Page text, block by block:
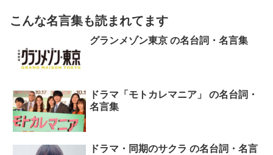
こんな名言集も読まれてます
グランメゾン東京 の名台詞・名言集
ドラマ「モトカレマニア」 の名台詞・
名言集
ドラマ・同期のサクラ の名台詞・名言